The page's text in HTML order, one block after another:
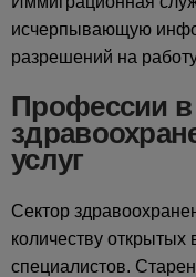
исчерпывающую
разрешений на
Профессии
услуг
Сектор
количеству
специалистов.